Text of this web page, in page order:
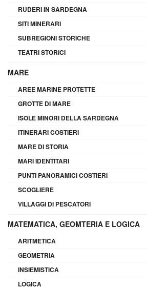
RUDERI IN SARDEGNA
SITI MINERARI
SUBREGIONI STORICHE
TEATRI STORICI
MARE
AREE MARINE PROTETTE
GROTTE DI MARE
ISOLE MINORI DELLA SARDEGNA
ITINERARI COSTIERI
MARE DI STORIA
MARI IDENTITARI
PUNTI PANORAMICI COSTIERI
SCOGLIERE
VILLAGGI DI PESCATORI
MATEMATICA, GEOMTERIA E LOGICA
ARITMETICA
GEOMETRIA
INSIEMISTICA
LOGICA